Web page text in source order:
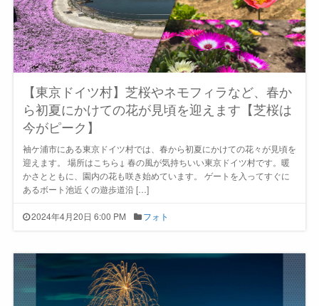
【東京ドイツ村】芝桜やネモフィラなど、春か
ら初夏にかけての花が見頃を迎えます【芝桜は
今がピーク】
袖ケ浦市にある東京ドイツ村では、春から初夏にかけての花々が見頃を
迎えます。 場所はこちら↓ 春の風が気持ちいい東京ドイツ村です。暖
かさとともに、園内の花も咲き始めています。 ゲートを入ってすぐに
あるボート池近くの遊歩道沿 […]
2024年4月20日 6:00 PM フォト